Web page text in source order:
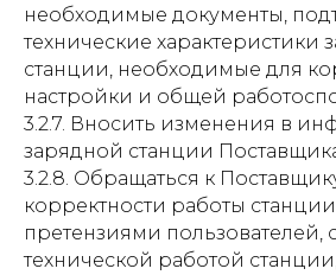
необходимые документы,
технические характеристики
станции, необходимые для
настройки и общей
3.2.7. Вносить изменения в
зарядной станции
3.2.8. Обращаться к
корректности работы
претензиями пользователей,
технической работой